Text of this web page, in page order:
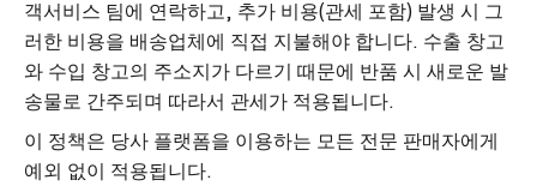
객서비스 팀에 연락하고, 추가 비용(관세 포함) 발생 시 그
러한 비용을 배송업체에 직접 지불해야 합니다. 수출 창고
와 수입 창고의 주소지가 다르기 때문에 반품 시 새로운 발
송물로 간주되며 따라서 관세가 적용됩니다.
이 정책은 당사 플랫폼을 이용하는 모든 전문 판매자에게
예외 없이 적용됩니다.